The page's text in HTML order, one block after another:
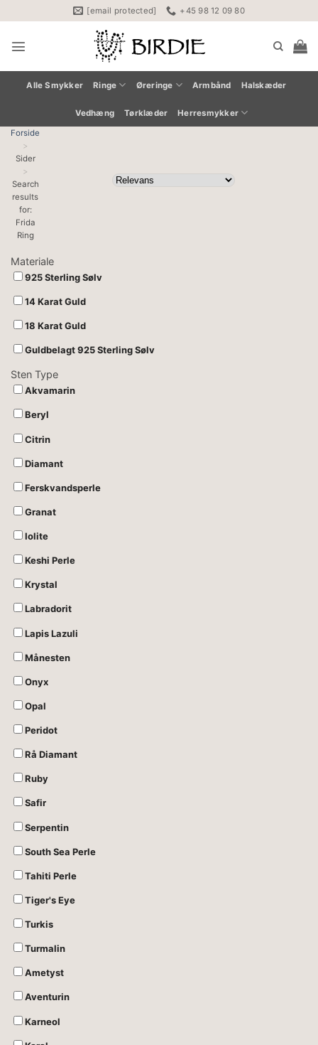
til
indhold
[email protected] +45 98 12 09 80
Alle Smykker Ringe Øreringe Armbånd Halskæder
Vedhæng Tørklæder Herresmykker
Forside
Sider
Search
results
for:
Frida
Ring
Materiale
925 Sterling Sølv
14 Karat Guld
18 Karat Guld
Guldbelagt 925 Sterling Sølv
Sten Type
Akvamarin
Beryl
Citrin
Diamant
Ferskvandsperle
Granat
Iolite
Keshi Perle
Krystal
Labradorit
Lapis Lazuli
Månesten
Onyx
Opal
Peridot
Rå Diamant
Ruby
Safir
Serpentin
South Sea Perle
Tahiti Perle
Tiger's Eye
Turkis
Turmalin
Ametyst
Aventurin
Karneol